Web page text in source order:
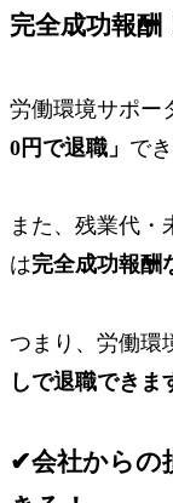
完全成功報酬
労働環境サポー
0円 で退職」 で
また、残業代・
は完全成功報酬
つまり、労働環
しで退職できま
✔会社からの